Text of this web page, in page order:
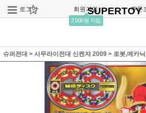
로그인 회원가입
2,000원 적립
주문
SUPERTOY
슈퍼전대 > 사무라이전대 신켄쟈 2009 > 로봇,메카